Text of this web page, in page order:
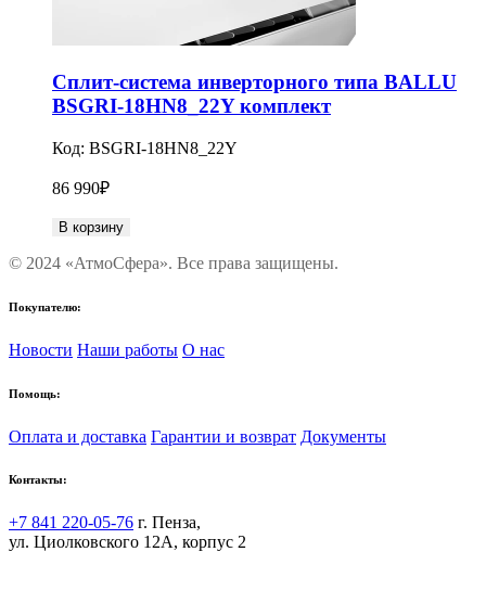
Сплит-система инверторного типа BALLU
BSGRI-18HN8_22Y комплект
Код: BSGRI-18HN8_22Y
86 990₽
В корзину
© 2024 «АтмоСфера». Все права защищены.
Покупателю:
Новости Наши работы О нас
Помощь:
Оплата и доставка Гарантии и возврат Документы
Контакты:
+7 841 220-05-76 г. Пенза,
ул. Циолковского 12А, корпус 2